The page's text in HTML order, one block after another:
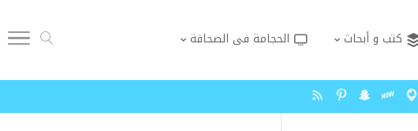
كتب و أبحاث الحجامة فى الصحافة